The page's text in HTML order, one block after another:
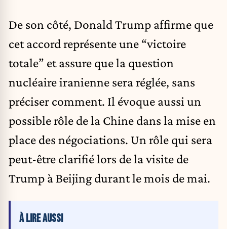
De son côté, Donald Trump affirme que
cet accord représente une “victoire
totale” et assure que la question
nucléaire iranienne sera réglée, sans
préciser comment. Il évoque aussi un
possible rôle de la Chine dans la mise en
place des négociations. Un rôle qui sera
peut-être clarifié lors de la visite de
Trump à Beijing durant le mois de mai.
À LIRE AUSSI